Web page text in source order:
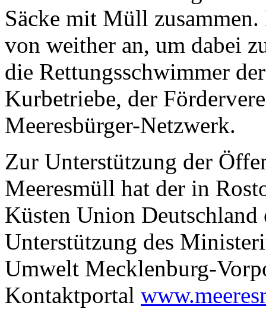
Säcke mit Müll
von weither an, um dabei
die Rettungsschwimmer
Kurbetriebe, der
Meeresbürger-Netzwerk.
Zur Unterstützung der
Meeresmüll hat der in
Küsten Union
Unterstützung des
Umwelt Mecklenburg-
Kontaktportal